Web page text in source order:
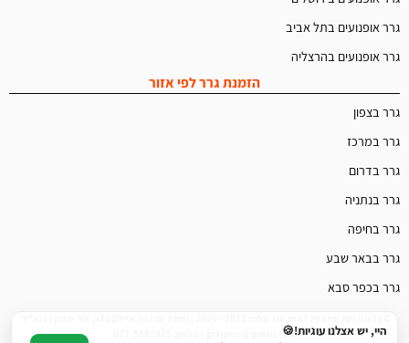
גרר אופנועים בתל אביב
גרר אופנועים בהרצליה
הזמנת גרר לפי אזור
גרר בצפון
גרר במרכז
גרר בדרום
גרר בנתניה
גרר בחיפה
גרר בבאר שבע
גרר בכפר סבא
grarplus@gmail.com | טלפון: 077-9897825היי, יש אצלנו עוגיות!🍪